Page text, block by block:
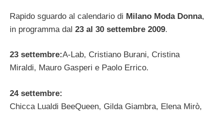
Rapido sguardo al calendario di Milano Moda Donna,
in programma dal 23 al 30 settembre 2009.
23 settembre:A-Lab, Cristiano Burani, Cristina
Miraldi, Mauro Gasperi e Paolo Errico.
24 settembre:
Chicca Lualdi BeeQueen, Gilda Giambra, Elena Mirò,